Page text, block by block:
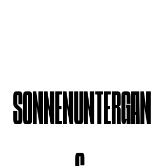
SONNENUNTERGAN